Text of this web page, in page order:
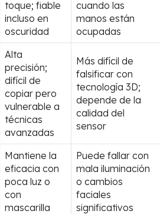
toque; fiable
incluso en
oscuridad
cuando las
manos están
ocupadas
Alta
precisión;
difícil de
copiar pero
vulnerable a
técnicas
avanzadas
Más difícil de
falsificar con
tecnología 3D;
depende de la
calidad del
sensor
Mantiene la
eficacia con
poca luz o
con
mascarilla
Puede fallar con
mala iluminación
o cambios
faciales
significativos